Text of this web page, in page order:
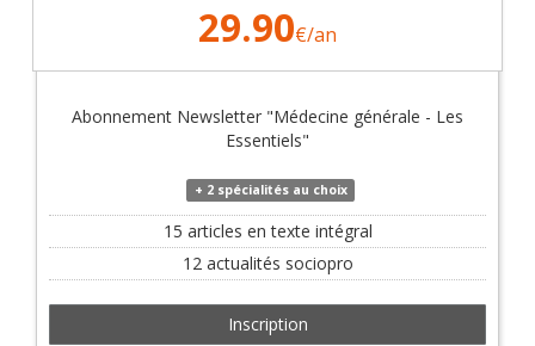
29.90€/an
Abonnement Newsletter "Médecine générale - Les
Essentiels"
+ 2 spécialités au choix
15 articles en texte intégral
12 actualités sociopro
Inscription